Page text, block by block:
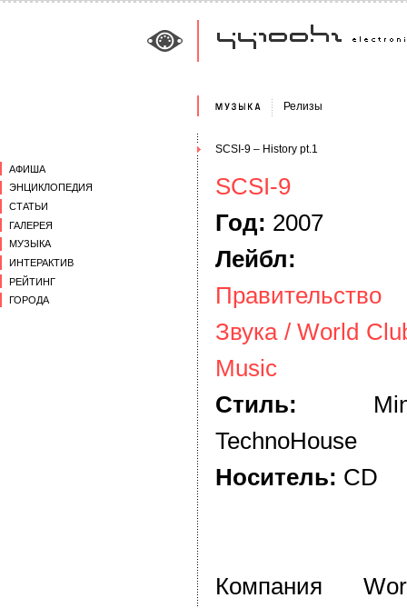
АФИША
ЭНЦИКЛОПЕДИЯ
СТАТЬИ
ГАЛЕРЕЯ
МУЗЫКА
ИНТЕРАКТИВ
РЕЙТИНГ
ГОРОДА
Релизы
SCSI-9 – History pt.1
SCSI-9
Год: 2007
Лейбл:
Правительство
Звука / World
Music
Стиль:
TechnoHouse
Носитель: CD
Компания